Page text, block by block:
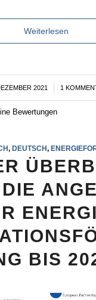
Weiterlesen
2021
/ 1
Bewertungen
, DEUTSCH,
BIS